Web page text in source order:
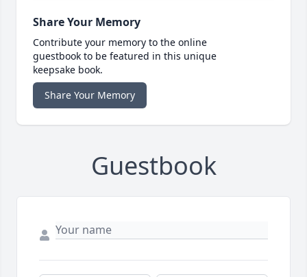
Share Your Memory
Contribute your memory to the online
guestbook to be featured in this unique
keepsake book.
Share Your Memory
Guestbook